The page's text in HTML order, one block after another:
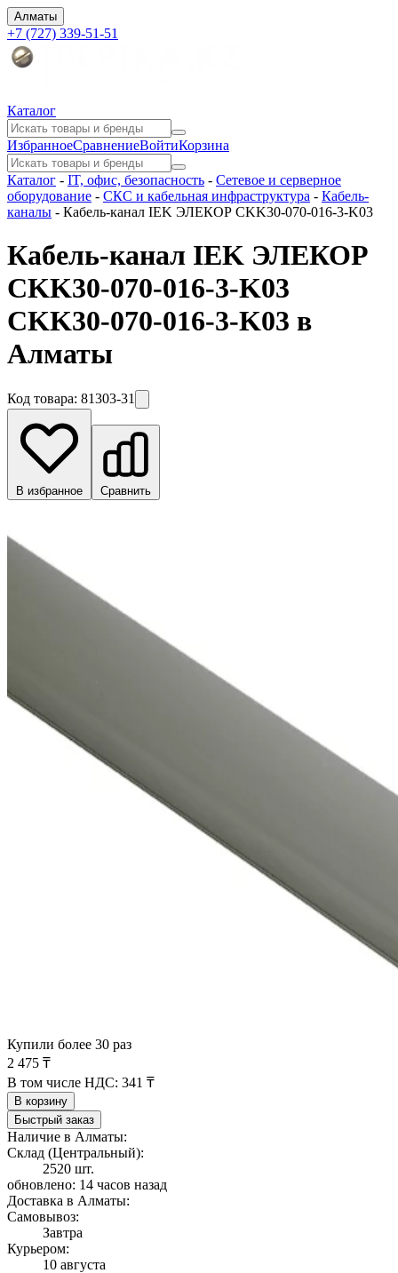
Алматы
+7 (727) 339-51-51
Каталог
ИзбранноеСравнениеВойтиКорзина
Каталог - IT, офис, безопасность - Сетевое и серверное
оборудование - СКС и кабельная инфраструктура - Кабель-
каналы - Кабель-канал IEK ЭЛЕКОР CKK30-070-016-3-K03
Кабель-канал IEK ЭЛЕКОР
CKK30-070-016-3-K03
CKK30-070-016-3-K03 в
Алматы
Код товара: 81303-31
В избранное Сравнить
Купили более 30 раз
2 475 ₸
В том числе НДС: 341 ₸
В корзину
Быстрый заказ
Наличие в Алматы:
Склад (Центральный):
2520 шт.
обновлено: 14 часов назад
Доставка в Алматы:
Самовывоз:
Завтра
Курьером:
10 августа